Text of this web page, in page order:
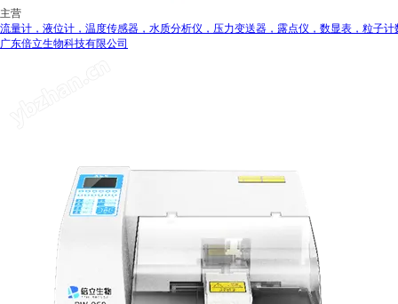
主营
流量计，液位计，温度传感器，水质分析仪，压力变送器，露点仪，数显表，粒子
广东倍立生物科技有限公司